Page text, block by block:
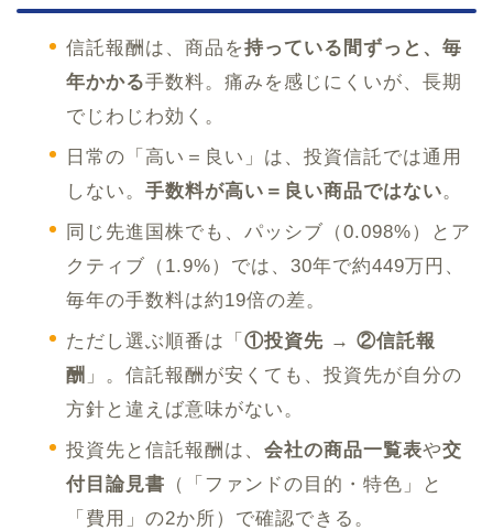
信託報酬は、商品を持っている間ずっと、毎
年かかる手数料。痛みを感じにくいが、長期
でじわじわ効く。
日常の「高い＝良い」は、投資信託では通用
しない。 手数料が高い＝良い商品ではない。
同じ先進国株でも、パッシブ（0.098%）とア
クティブ（1.9%）では、30年で約449万円、
毎年の手数料は約19倍の差。
ただし選ぶ順番は「 ①投資先 → ②信託報
酬 」。信託報酬が安くても、投資先が自分の
方針と違えば意味がない。
投資先と信託報酬は、 会社の商品一覧表や交
付目論見書 （「ファンドの目的・特色」と
「費用」の2か所）で確認できる。